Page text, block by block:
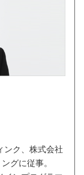
ンク、株式会社
グに従事。